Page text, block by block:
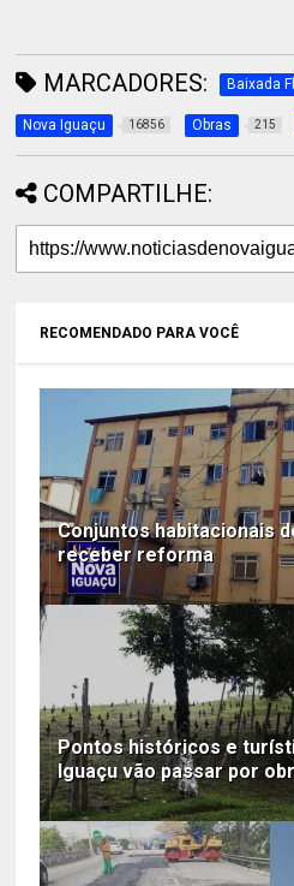
MARCADORES: Baixada
Nova Iguaçu 16856 Obras 215
COMPARTILHE:
RECOMENDADO PARA VOCÊ
Conjuntos habitacionais
receber reforma
Pontos históricos e
Iguaçu vão passar por